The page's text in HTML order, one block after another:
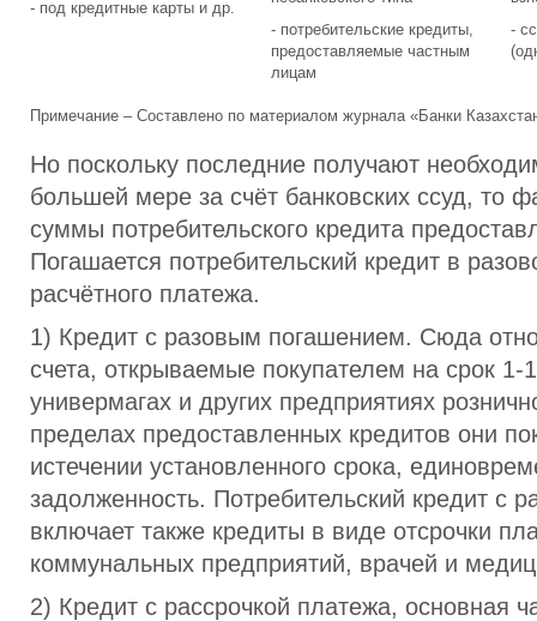
- под кредитные карты и др.
- потребительские кредиты,
предоставляемые частным
лицам
-
Примечание – Составлено по материалом журнала «Банки
Но поскольку последние получают
большей мере за счёт банковских ссуд, то
суммы потребительского кредита
Погашается потребительский кредит в
расчётного платежа.
1) Кредит с разовым погашением. Сюда
счета, открываемые покупателем на срок 1-
универмагах и других предприятиях
пределах предоставленных кредитов они
истечении установленного срока,
задолженность. Потребительский кредит с
включает также кредиты в виде отсрочки
коммунальных предприятий, врачей и
2) Кредит с рассрочкой платежа, основная